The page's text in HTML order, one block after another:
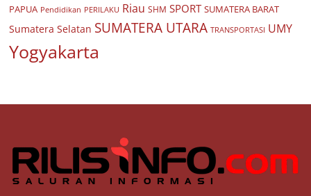
PAPUA Pendidikan PERILAKU Riau SHM SPORT SUMATERA BARAT
Sumatera Selatan SUMATERA UTARA TRANSPORTASI UMY
Yogyakarta